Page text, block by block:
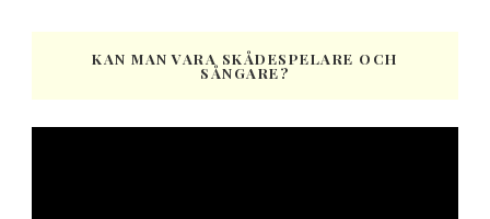
KAN MAN VARA SKÅDESPELARE OCH
SÅNGARE?